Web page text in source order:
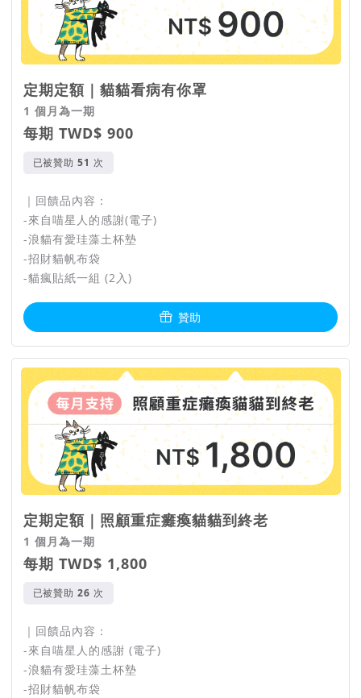
定期定額｜貓貓看病有你罩
1 個月為一期
每期 TWD$ 900
已被贊助 次
｜回饋品內容：
-來自喵星人的感謝(電子)
-浪貓有愛珪藻土杯墊
-招財貓帆布袋
-貓瘋貼紙一組 (2入)
贊助
定期定額｜照顧重症癱瘓貓貓到終老
1 個月為一期
每期 TWD$ 1,800
已被贊助 次
｜回饋品內容：
-來自喵星人的感謝 (電子)
-浪貓有愛珪藻土杯墊
-招財貓帆布袋